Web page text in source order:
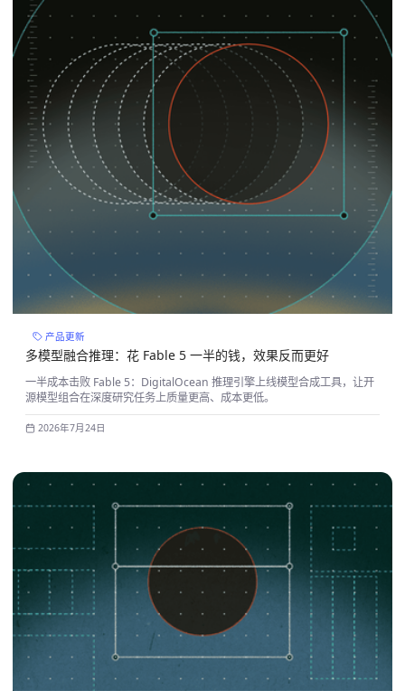
产品更新
多模型融合推理：花 Fable 5 一半的钱，效果反而更好
一半成本击败 Fable 5：DigitalOcean 推理引擎上线模型合成工具，让开
源模型组合在深度研究任务上质量更高、成本更低。
2026年7月24日